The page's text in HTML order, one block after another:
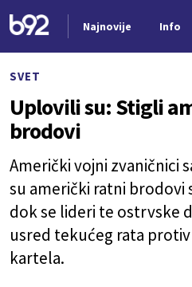
Najnovije Info
SVET
Uplovili su: Stigli
brodovi
Američki vojni zvaničnici
su američki ratni brodovi
dok se lideri te ostrvske
usred tekućeg rata
kartela.